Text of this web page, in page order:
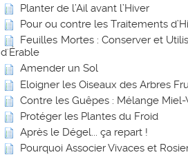
Planter de l’Ail avant l’Hiver
Pour ou contre les Traitements
Feuilles Mortes : Conserver et
d'Érable
Amender un Sol
Eloigner les Oiseaux des Arbres
Contre les Guêpes : Mélange Miel-
Protéger les Plantes du Froid
Après le Dégel... ça repart !
Pourquoi Associer Vivaces et